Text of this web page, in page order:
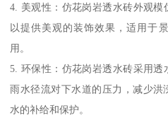
4. 美观性：仿花岗岩透水砖外观
以提供美观的装饰效果，适用于
用。
5. 环保性：仿花岗岩透水砖采用
雨水径流对下水道的压力，减少
水的补给和保护。